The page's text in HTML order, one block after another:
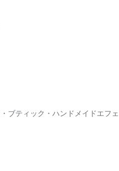
ブティック・ハンドメイドエフ